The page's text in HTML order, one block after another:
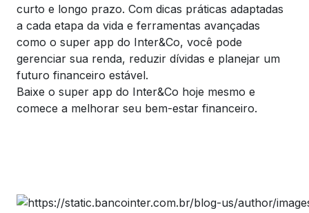
curto e longo prazo. Com dicas práticas adaptadas
a cada etapa da vida e ferramentas avançadas
como o super app do Inter&Co, você pode
gerenciar sua renda, reduzir dívidas e planejar um
futuro financeiro estável.
Baixe o super app do Inter&Co hoje mesmo e
comece a melhorar seu bem-estar financeiro.